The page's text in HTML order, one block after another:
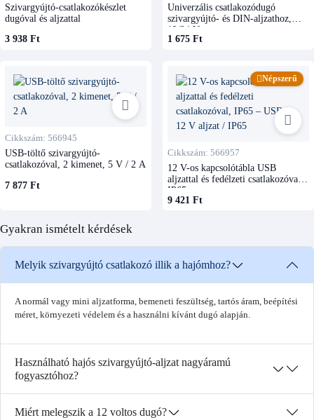
Szivargyújtó-csatlakozókészlet
dugóval és aljzattal
3 938 Ft
Univerzális csatlakozódugó
szivargyújtó- és DIN-aljzathoz,
12/24 V
1 675 Ft
Cikkszám: 566945
USB-töltő szivargyújtó-
csatlakozóval, 2 kimenet, 5 V / 2 A
7 877 Ft
Népszerű
Cikkszám: 566957
12 V-os kapcsolótábla USB
aljzattal és fedélzeti csatlakozóval,
IP65
9 421 Ft
Gyakran ismételt kérdések
Melyik szivargyújtó csatlakozó illik a hajómhoz?
A normál vagy mini aljzatforma, bemeneti feszültség, tartós áram, beépítési
méret, környezeti védelem és a használni kívánt dugó alapján.
Használható hajós szivargyújtó-aljzat nagyáramú
fogyasztóhoz?
Miért melegszik a 12 voltos dugó?